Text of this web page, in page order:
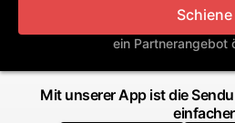
Schiene
ein Partnerangebot
Mit unserer App ist die
einfacher